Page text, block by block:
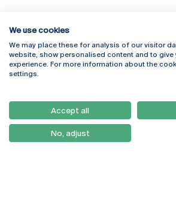
Rua Diogo Botelho 1327
4169-005 Porto
+351 226 196 240
Campus
Webmail
Como
We use cookies
We may place these for analysis of our visitor
website, show personalised content and to give
experience. For more information about the
settings.
Accept all
No, adjust